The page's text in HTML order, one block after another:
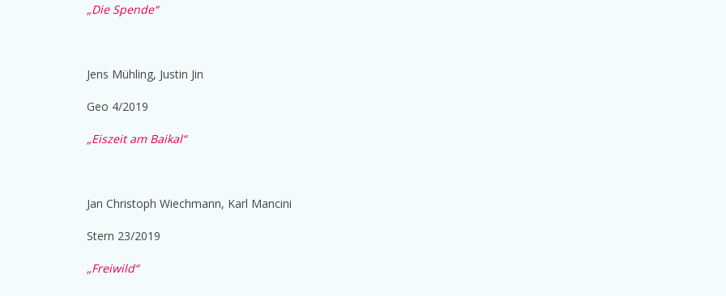
„Die Spende“
Jens Mühling, Justin Jin
Geo 4/2019
„Eiszeit am Baikal“
Jan Christoph Wiechmann, Karl Mancini
Stern 23/2019
„Freiwild“